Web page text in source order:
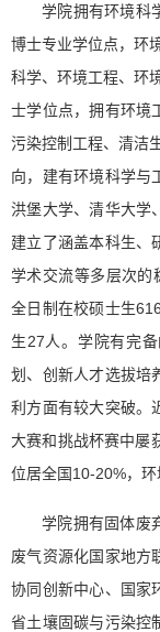
学院拥有环境科
博士专业学位点，环
科学、环境工程、环
士学位点，拥有环境
污染控制工程、清洁
向，建有环境科学与
洪堡大学、清华大学
建立了涵盖本科生、
学术交流等多层次的
全日制在校硕士生
生27人。学院有完
划、创新人才选拔培
利方面有较大突破。
大赛和挑战杯赛中屡
位居全国10-20%，环
学院拥有固体废
废气资源化国家地方
协同创新中心、国家
省土壤固碳与污染控